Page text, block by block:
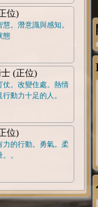
位)
。潛意識與感知。
態
(正位)
仗。改變住處。熱情
動力十足的人。
位)
力的行動。勇氣。柔
。